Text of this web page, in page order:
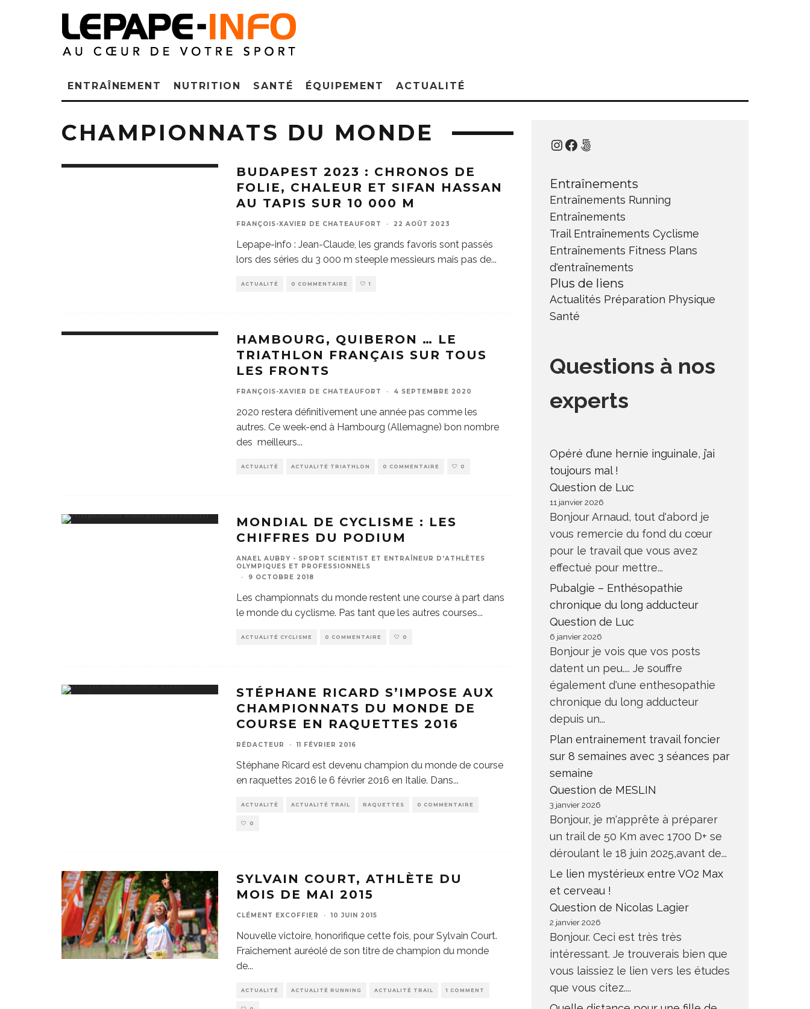
ENTRAÎNEMENT NUTRITION SANTÉ ÉQUIPEMENT ACTUALITÉ
CHAMPIONNATS DU MONDE
BUDAPEST 2023 : CHRONOS DE
FOLIE, CHALEUR ET SIFAN HASSAN
AU TAPIS SUR 10 000 M
FRANÇOIS-XAVIER DE CHATEAUFORT · 22 AOÛT 2023
Lepape-info : Jean-Claude, les grands favoris sont passés
lors des séries du 3 000 m steeple messieurs mais pas de...
ACTUALITÉ 0 COMMENTAIRE 1
HAMBOURG, QUIBERON … LE
TRIATHLON FRANÇAIS SUR TOUS
LES FRONTS
FRANÇOIS-XAVIER DE CHATEAUFORT · 4 SEPTEMBRE 2020
2020 restera définitivement une année pas comme les
autres. Ce week-end à Hambourg (Allemagne) bon nombre
des meilleurs...
ACTUALITÉ ACTUALITÉ TRIATHLON 0 COMMENTAIRE 0
MONDIAL DE CYCLISME : LES
CHIFFRES DU PODIUM
ANAEL AUBRY - SPORT SCIENTIST ET ENTRAÎNEUR D'ATHLÈTES
OLYMPIQUES ET PROFESSIONNELS
·
9 OCTOBRE 2018
Les championnats du monde restent une course à part dans
le monde du cyclisme. Pas tant que les autres courses...
ACTUALITÉ CYCLISME 0 COMMENTAIRE 0
STÉPHANE RICARD S’IMPOSE AUX
CHAMPIONNATS DU MONDE DE
COURSE EN RAQUETTES 2016
RÉDACTEUR · 11 FÉVRIER 2016
Stéphane Ricard est devenu champion du monde de course
en raquettes 2016 le 6 février 2016 en Italie. Dans...
ACTUALITÉ ACTUALITÉ TRAIL RAQUETTES 0 COMMENTAIRE
0
SYLVAIN COURT, ATHLÈTE DU
MOIS DE MAI 2015
CLÉMENT EXCOFFIER · 10 JUIN 2015
Nouvelle victoire, honorifique cette fois, pour Sylvain Court.
Fraîchement auréolé de son titre de champion du monde
de...
ACTUALITÉ ACTUALITÉ RUNNING ACTUALITÉ TRAIL 1 COMMENT
Instagram
Facebook
500px
Entraînements
Entraînements Running
Entraînements
Trail Entraînements Cyclisme
Entraînements Fitness Plans
d'entraînements
Plus de liens
Actualités Préparation Physique
Santé
Questions à nos
experts
Opéré d’une hernie inguinale, j’ai
toujours mal !
Question de Luc
11 janvier 2026
Bonjour Arnaud, tout d'abord je
vous remercie du fond du cœur
pour le travail que vous avez
effectué pour mettre...
Pubalgie – Enthésopathie
chronique du long adducteur
Question de Luc
6 janvier 2026
Bonjour je vois que vos posts
datent un peu.... Je souffre
également d'une enthesopathie
chronique du long adducteur
depuis un...
Plan entrainement travail foncier
sur 8 semaines avec 3 séances par
semaine
Question de MESLIN
3 janvier 2026
Bonjour, je m'apprête à préparer
un trail de 50 Km avec 1700 D+ se
déroulant le 18 juin 2025,avant de...
Le lien mystérieux entre VO2 Max
et cerveau !
Question de Nicolas Lagier
2 janvier 2026
Bonjour. Ceci est très très
intéressant. Je trouverais bien que
vous laissiez le lien vers les études
que vous citez....